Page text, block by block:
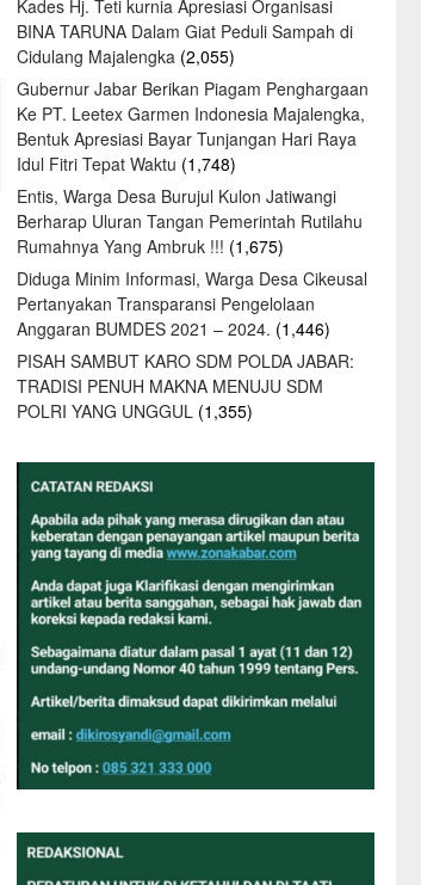
Kades Hj. Teti kurnia Apresiasi Organisasi
BINA TARUNA Dalam Giat Peduli Sampah di
Cidulang Majalengka (2,055)
Gubernur Jabar Berikan Piagam Penghargaan
Ke PT. Leetex Garmen Indonesia Majalengka,
Bentuk Apresiasi Bayar Tunjangan Hari Raya
Idul Fitri Tepat Waktu (1,748)
Entis, Warga Desa Burujul Kulon Jatiwangi
Berharap Uluran Tangan Pemerintah Rutilahu
Rumahnya Yang Ambruk !!! (1,675)
Diduga Minim Informasi, Warga Desa Cikeusal
Pertanyakan Transparansi Pengelolaan
Anggaran BUMDES 2021 – 2024. (1,446)
PISAH SAMBUT KARO SDM POLDA JABAR:
TRADISI PENUH MAKNA MENUJU SDM
POLRI YANG UNGGUL (1,355)